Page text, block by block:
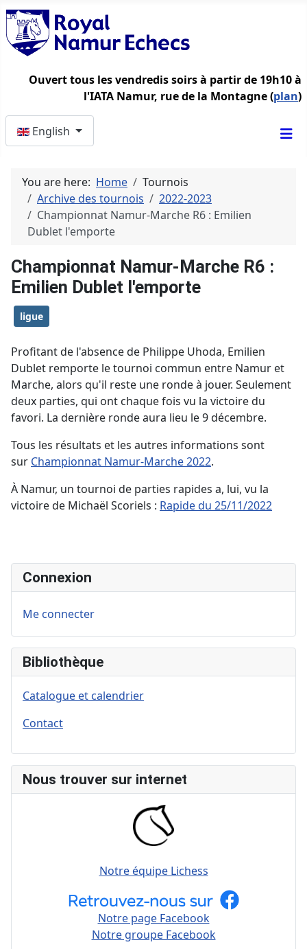
Ouvert tous les vendredis soirs à partir de 19h10 à
l'IATA Namur, rue de la Montagne (plan)
English
You are here: Home
Tournois
Archive des tournois
2022-2023
Championnat Namur-Marche R6 : Emilien
Dublet l'emporte
Championnat Namur-Marche R6 :
Emilien Dublet l'emporte
ligue
Profitant de l'absence de Philippe Uhoda, Emilien
Dublet remporte le tournoi commun entre Namur et
Marche, alors qu'il reste une ronde à jouer. Seulement
deux parties, qui ont chaque fois vu la victoire du
favori. La dernière ronde aura lieu le 9 décembre.
Tous les résultats et les autres informations sont
sur Championnat Namur-Marche 2022.
À Namur, un tournoi de parties rapides a, lui, vu la
victoire de Michaël Scoriels : Rapide du 25/11/2022
Connexion
Me connecter
Bibliothèque
Catalogue et calendrier
Contact
Nous trouver sur internet
Notre équipe Lichess
Notre page Facebook
Notre groupe Facebook